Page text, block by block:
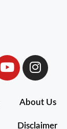
About Us
Disclaimer